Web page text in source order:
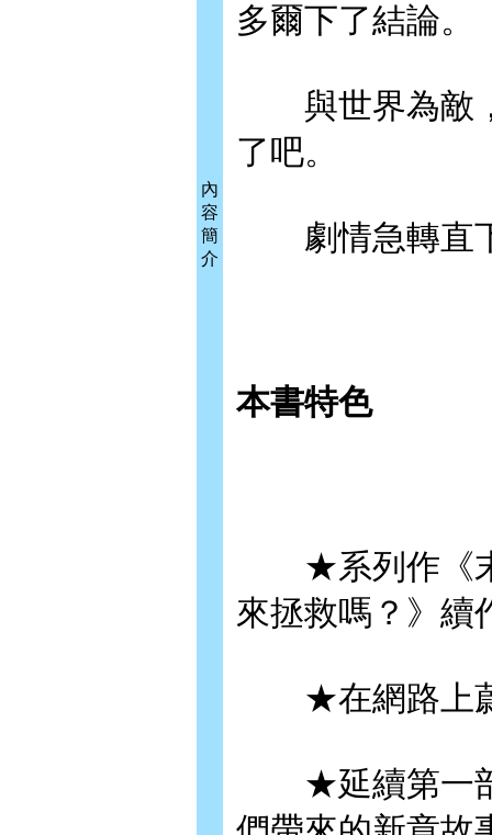
內
容
簡
介
多爾下了結論。
與世界為敵，
了吧。
劇情急轉直下
本書特色
★系列作《末
來拯救嗎？》續
★在網路上蔚
★延續第一部